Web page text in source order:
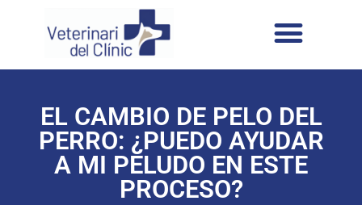
EL CAMBIO DE PELO DEL
PERRO: ¿PUEDO AYUDAR
A MI PELUDO EN ESTE
PROCESO?